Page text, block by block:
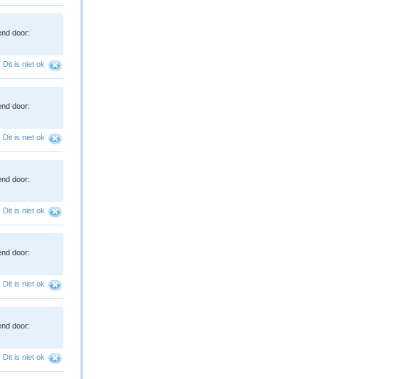
door:
Dit is niet ok
door:
Dit is niet ok
door:
Dit is niet ok
door:
Dit is niet ok
door:
Dit is niet ok